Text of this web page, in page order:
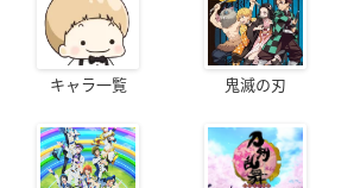
キャラ一覧 鬼滅の刃